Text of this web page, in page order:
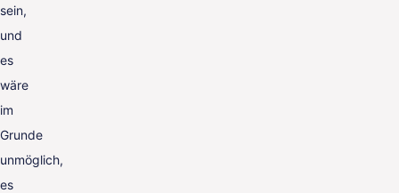
sein,
und
es
wäre
im
Grunde
unmöglich,
es